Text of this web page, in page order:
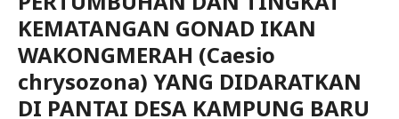
KEMATANGAN GONAD IKAN
WAKONGMERAH (Caesio
chrysozona) YANG DIDARATKAN
DI PANTAI DESA KAMPUNG BARU